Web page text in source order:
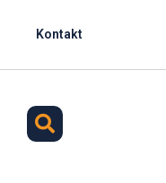
Kontakt
Suche